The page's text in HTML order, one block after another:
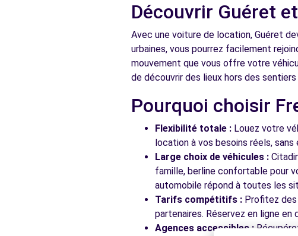
Découvrir Guéret
Avec une voiture de location, Guéret
urbaines, vous pourrez facilement
mouvement que vous offre votre
de découvrir des lieux hors des
Pourquoi choisir
Flexibilité totale : Louez votre
location à vos besoins réels, sans
Large choix de véhicules :
famille, berline confortable pour
automobile répond à toutes les
Tarifs compétitifs : Profitez
partenaires. Réservez en ligne
Agences accessibles :